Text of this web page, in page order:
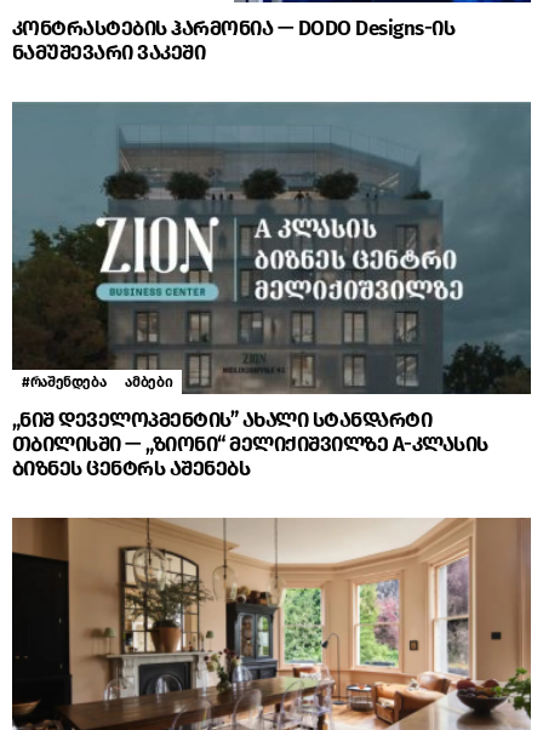
კონტრასტების ჰარმონია — DODO Designs-ის
ნამუშევარი ვაკეში
#რაშენდება ამბები
„ნიშ დეველოპმენტის” ახალი სტანდარტი
თბილისში — „ზიონი“ მელიქიშვილზე A-კლასის
ბიზნეს ცენტრს აშენებს